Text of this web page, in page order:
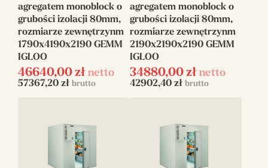
agregatem monoblock o
grubości izolacji 80mm,
rozmiarze zewnętrzynm
1790x4190x2190 GEMM
IGLOO
46640,00 zł netto
57367,20 zł brutto
agregatem monoblock o
grubości izolacji 80mm,
rozmiarze zewnętrzynm
2190x2190x2190 GEMM
IGLOO
34880,00 zł netto
42902,40 zł brutto